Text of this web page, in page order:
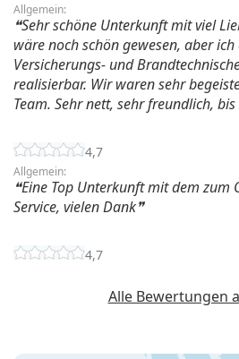
Allgemein:
Sehr schöne Unterkunft mit viel
wäre noch schön gewesen, aber ich
Versicherungs- und
realisierbar. Wir waren sehr
Team. Sehr nett, sehr freundlich,
4,7
Allgemein:
Eine Top Unterkunft mit dem zum
Service, vielen Dank
4,7
Alle Bewertungen